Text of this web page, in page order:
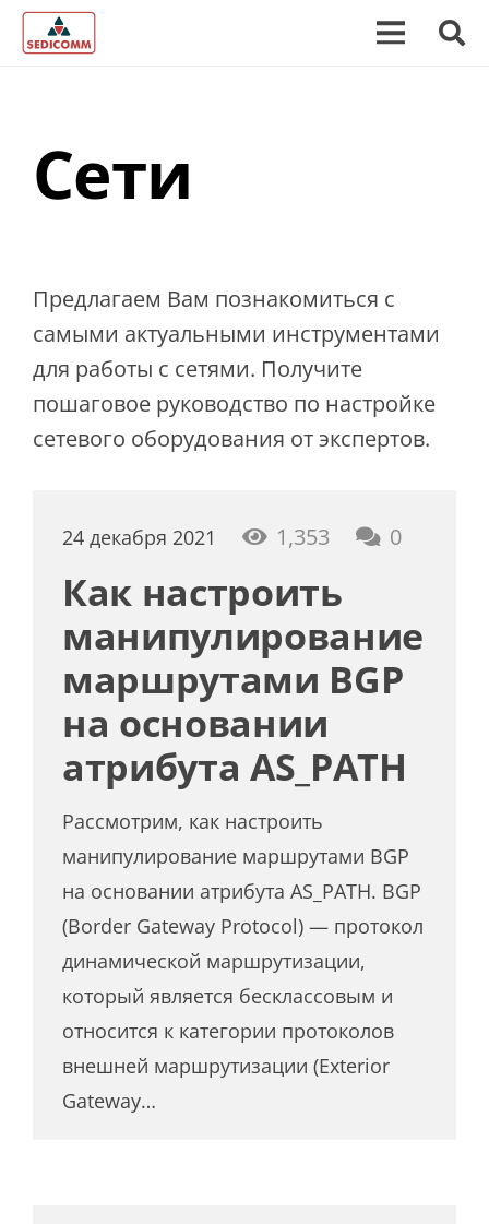
Сети
Предлагаем Вам познакомиться с
самыми актуальными инструментами
для работы с сетями. Получите
пошаговое руководство по настройке
сетевого оборудования от экспертов.
24 декабря 2021 1,353 0
Как настроить
манипулирование
маршрутами BGP
на основании
атрибута AS_PATH
Рассмотрим, как настроить
манипулирование маршрутами BGP
на основании атрибута AS_PATH. BGP
(Border Gateway Protocol) — протокол
динамической маршрутизации,
который является бесклассовым и
относится к категории протоколов
внешней маршрутизации (Exterior
Gateway…